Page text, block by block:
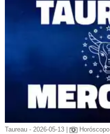
Taureau - 2026-05-13 | Horóscopo